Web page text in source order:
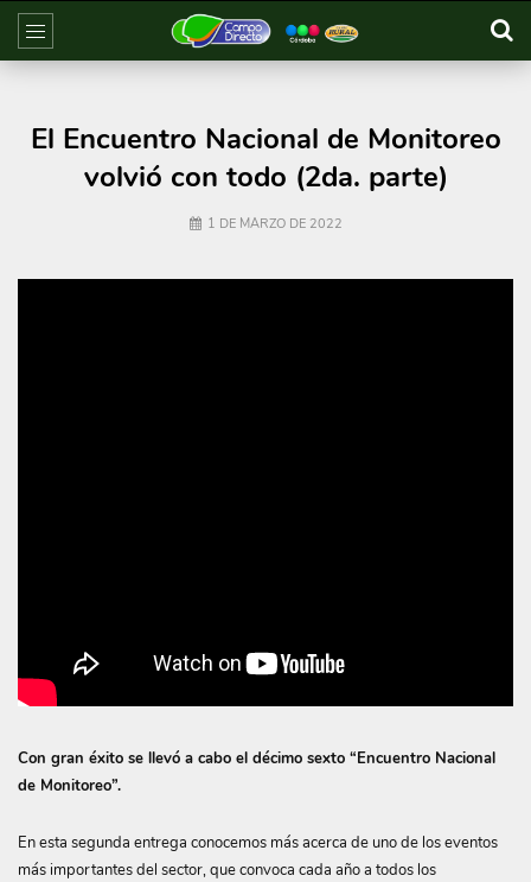
El Encuentro Nacional de Monitoreo
volvió con todo (2da. parte)
1 DE MARZO DE 2022
Con gran éxito se llevó a cabo el décimo sexto “Encuentro Nacional
de Monitoreo”.
En esta segunda entrega conocemos más acerca de uno de los eventos
más importantes del sector, que convoca cada año a todos los